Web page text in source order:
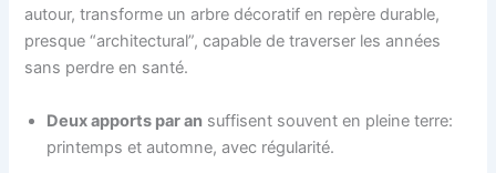
autour, transforme un arbre décoratif en repère durable,
presque “architectural”, capable de traverser les années
sans perdre en santé.
Deux apports par an suffisent souvent en pleine terre:
printemps et automne, avec régularité.